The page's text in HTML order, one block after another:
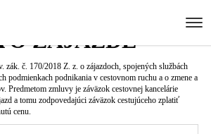
O ZÁJAZDE
zák. č. 170/2018 Z. z. o zájazdoch, spojených službách
podmienkach podnikania v cestovnom ruchu a o zmene a
Predmetom zmluvy je záväzok cestovnej kancelárie
a tomu zodpovedajúci záväzok cestujúceho zplatiť
cenu.